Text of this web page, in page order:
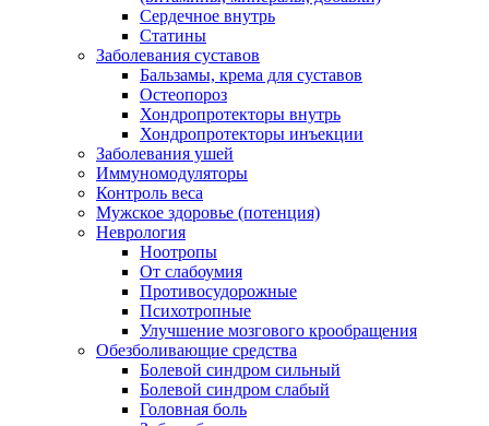
Сердечное внутрь
Статины
Заболевания суставов
Бальзамы, крема для суставов
Остеопороз
Хондропротекторы внутрь
Хондропротекторы инъекции
Заболевания ушей
Иммуномодуляторы
Контроль веса
Мужское здоровье (потенция)
Неврология
Ноотропы
От слабоумия
Противосудорожные
Психотропные
Улучшение мозгового крообращения
Обезболивающие средства
Болевой синдром сильный
Болевой синдром слабый
Головная боль